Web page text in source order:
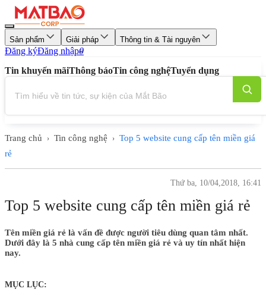
Sản phẩm Giải pháp Thông tin & Tài nguyên
Đăng kýĐăng nhập0
Tin khuyến mãiThông báoTin công nghệTuyển dụng
Trang chủ › Tin công nghệ › Top 5 website cung cấp tên miền giá
rẻ
Thứ ba, 10/04,2018, 16:41
Top 5 website cung cấp tên miền giá rẻ
Tên miền giá rẻ là vấn đề được người tiêu dùng quan tâm nhất.
Dưới đây là 5 nhà cung cấp tên miền giá rẻ và uy tín nhất hiện
nay.
MỤC LỤC: